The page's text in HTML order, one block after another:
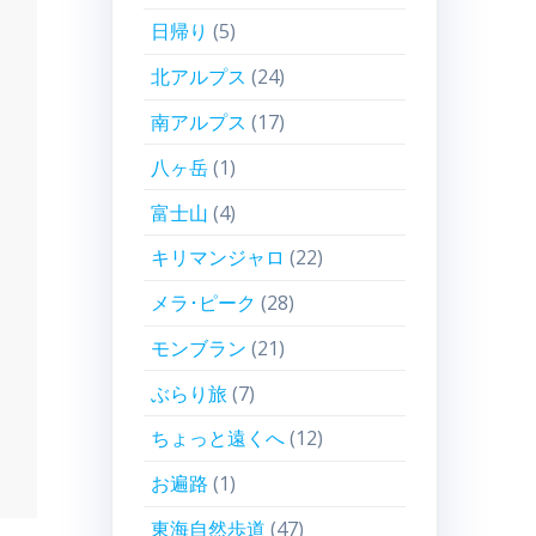
日帰り (5)
北アルプス (24)
南アルプス (17)
八ヶ岳(1)
富士山 (4)
キリマンジャロ (22)
メラ･ピーク (28)
モンブラン (21)
ぶらり旅 (7)
ちょっと遠くへ(12)
お遍路 (1)
東海自然歩道 (47)